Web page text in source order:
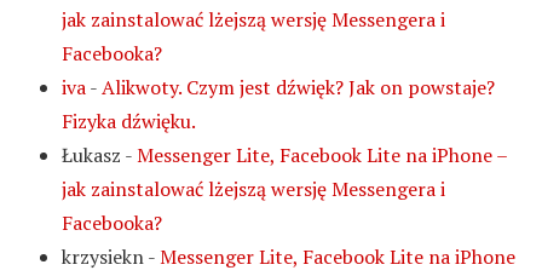
jak zainstalować lżejszą wersję Messengera i
Facebooka?
iva-Alikwoty. Czym jest dźwięk? Jak on powstaje?
Fizyka dźwięku.
Łukasz -Messenger Lite, Facebook Lite na iPhone –
jak zainstalować lżejszą wersję Messengera i
Facebooka?
krzysiekn-Messenger Lite, Facebook Lite na iPhone